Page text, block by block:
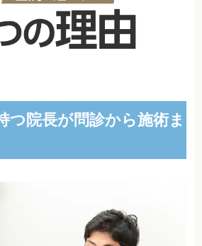
つ院長が問診から施術ま